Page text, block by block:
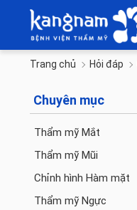
Trang chủ Hỏi đáp
Chuyên mục
Thẩm mỹ Mắt
Thẩm mỹ Mũi
Chỉnh hình Hàm mặt
Thẩm mỹ Ngực